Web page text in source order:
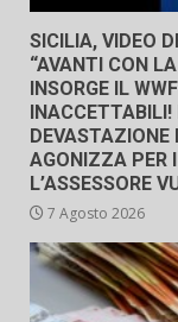
SICILIA, VIDEO
“AVANTI CON
INSORGE IL
DEVASTAZIONE
AGONIZZA PER
L’ASSESSORE
7 Agosto 2026